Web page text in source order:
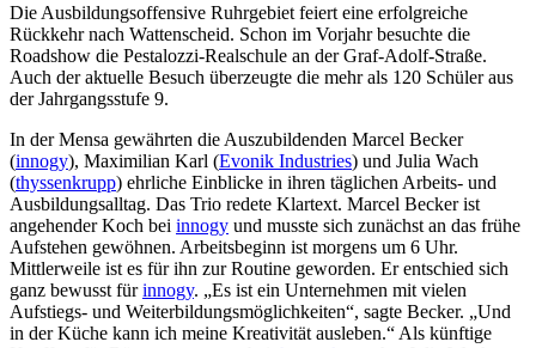
Die Ausbildungsoffensive Ruhrgebiet feiert eine erfolgreiche
Rückkehr nach Wattenscheid. Schon im Vorjahr besuchte die
Roadshow die Pestalozzi-Realschule an der Graf-Adolf-Straße.
Auch der aktuelle Besuch überzeugte die mehr als 120 Schüler aus
der Jahrgangsstufe 9.
In der Mensa gewährten die Auszubildenden Marcel Becker
(innogy), Maximilian Karl (Evonik Industries) und Julia Wach
(thyssenkrupp) ehrliche Einblicke in ihren täglichen Arbeits- und
Ausbildungsalltag. Das Trio redete Klartext. Marcel Becker ist
angehender Koch bei innogy und musste sich zunächst an das frühe
Aufstehen gewöhnen. Arbeitsbeginn ist morgens um 6 Uhr.
Mittlerweile ist es für ihn zur Routine geworden. Er entschied sich
ganz bewusst fürinnogy. „Es ist ein Unternehmen mit vielen
Aufstiegs- und Weiterbildungsmöglichkeiten“, sagte Becker. „Und
in der Küche kann ich meine Kreativität ausleben.“ Als künftige